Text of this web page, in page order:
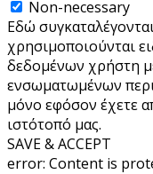
Non-necessary
Εδώ
χρησιμοποιούνται
δεδομένων χρήστη
ενσωματωμένων
μόνο εφόσον έχετε
ιστότοπό μας.
SAVE & ACCEPT
error: Content is